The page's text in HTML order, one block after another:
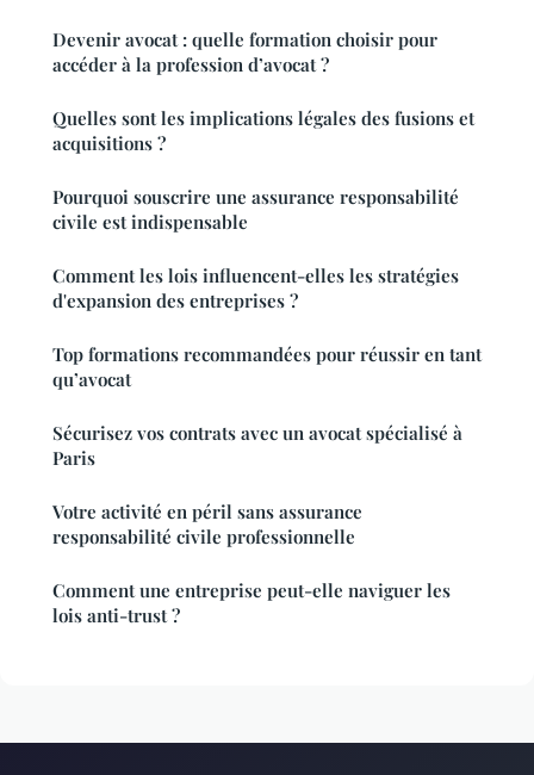
Devenir avocat : quelle formation choisir pour
accéder à la profession d’avocat ?
Quelles sont les implications légales des fusions et
acquisitions ?
Pourquoi souscrire une assurance responsabilité
civile est indispensable
Comment les lois influencent-elles les stratégies
d'expansion des entreprises ?
Top formations recommandées pour réussir en tant
qu’avocat
Sécurisez vos contrats avec un avocat spécialisé à
Paris
Votre activité en péril sans assurance
responsabilité civile professionnelle
Comment une entreprise peut-elle naviguer les
lois anti-trust ?